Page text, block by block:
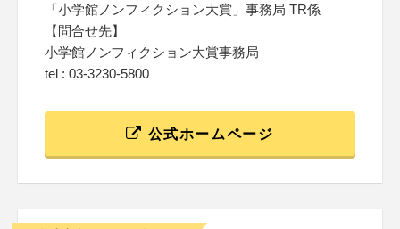
「小学館ノンフィクション大賞」事務局 TR係
【問合せ先】
小学館ノンフィクション大賞事務局
tel : 03-3230-5800
公式ホームページ